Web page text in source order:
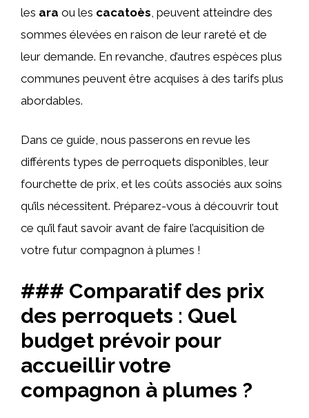
les ara ou les cacatoès , peuvent atteindre des
sommes élevées en raison de leur rareté et de
leur demande. En revanche, d’autres espèces plus
communes peuvent être acquises à des tarifs plus
abordables.
Dans ce guide, nous passerons en revue les
différents types de perroquets disponibles, leur
fourchette de prix, et les coûts associés aux soins
qu’ils nécessitent. Préparez-vous à découvrir tout
ce qu’il faut savoir avant de faire l’acquisition de
votre futur compagnon à plumes !
### Comparatif des prix
des perroquets : Quel
budget prévoir pour
accueillir votre
compagnon à plumes ?